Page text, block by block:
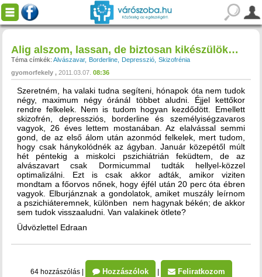
Alig alszom, lassan, de biztosan kikészülök…
Téma címkék: Alvászavar Borderline Depresszió
Skizofrénia
gyomorfekely
2011.03.07. 08:36
Szeretném, ha valaki tudna segíteni, hónapok óta nem tudok
négy, maximum négy óránál többet aludni. Éjjel kettőkor
rendre felkelek. Nem is tudom hogyan kezdődött. Emellett
skizofrén, depressziós, borderline és személyiségzavaros
vagyok, 26 éves lettem mostanában. Az elalvással semmi
gond, de az első álom után azonmód felkelek, mert tudom,
hogy csak hánykolódnék az ágyban. Január közepétől múlt
hét péntekig a miskolci pszichiátrián feküdtem, de az
alvászavart csak Dormicummal tudták hellyel-közzel
optimalizálni. Ezt is csak akkor adták, amikor viziten
mondtam a főorvos nőnek, hogy éjfél után 20 perc óta ébren
vagyok. Elburjánznak a gondolatok, amiket muszály leírnom
a pszichiáteremnek, különben nem hagynak békén; de akkor
sem tudok visszaaludni. Van valakinek ötlete?
Üdvözlettel Edraan
64 hozzászólás| Hozzászólok Feliratkozom